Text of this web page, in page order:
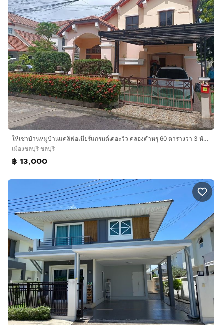
ให้เช่าบ้านหมู่บ้านแคลิฟอเนียร์แกรนด์เดอะวิว คลองตำหรุ 60 ตารางวา 3 ห้องนอน 3 ห้องน้ำ แอร์ 4 ตัว
เมืองชลบุรี ชลบุรี
฿ 13,000